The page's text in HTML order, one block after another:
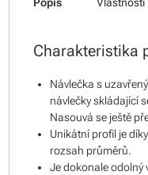
Popis Vlastnosti
Charakteristika
Návlečka s
návlečky skládající
Nasouvá se ještě
Unikátní profil je
rozsah průměrů.
Je dokonale odolný